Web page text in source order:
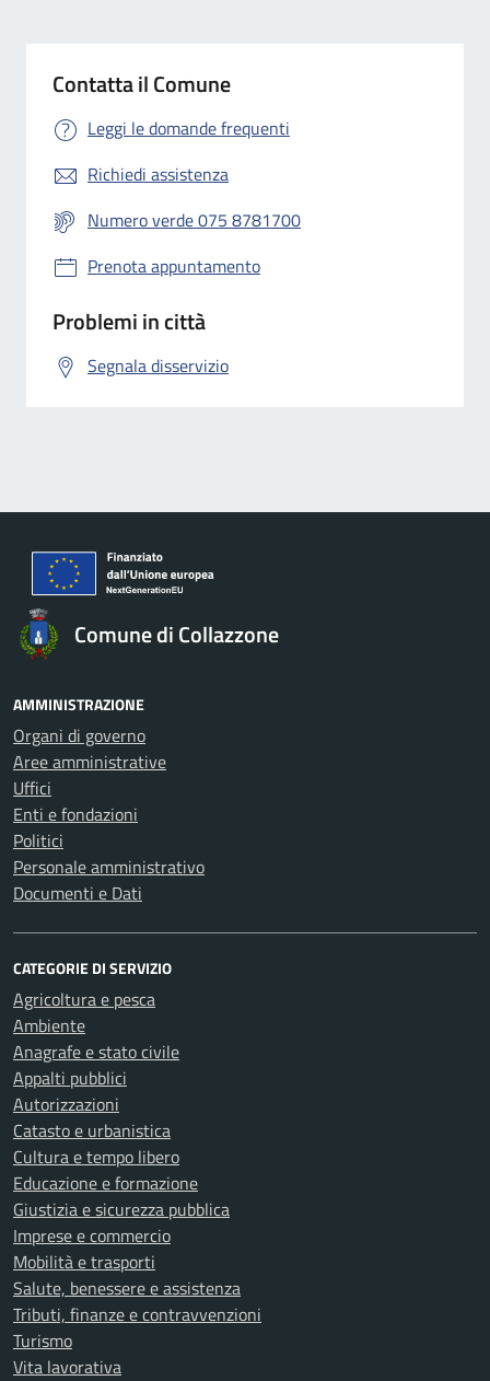
Contatta il Comune
Leggi le domande frequenti
Richiedi assistenza
Numero verde 075 8781700
Prenota appuntamento
Problemi in città
Segnala disservizio
Comune di Collazzone
AMMINISTRAZIONE
Organi di governo
Aree amministrative
Uffici
Enti e fondazioni
Politici
Personale amministrativo
Documenti e Dati
CATEGORIE DI SERVIZIO
Agricoltura e pesca
Ambiente
Anagrafe e stato civile
Appalti pubblici
Autorizzazioni
Catasto e urbanistica
Cultura e tempo libero
Educazione e formazione
Giustizia e sicurezza pubblica
Imprese e commercio
Mobilità e trasporti
Salute, benessere e assistenza
Tributi, finanze e contravvenzioni
Turismo
Vita lavorativa